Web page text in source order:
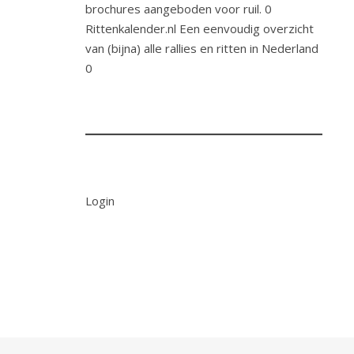
brochures aangeboden voor ruil. 0
Rittenkalender.nl Een eenvoudig overzicht
van (bijna) alle rallies en ritten in Nederland
0
Login